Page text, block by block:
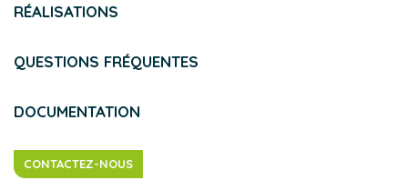
RÉALISATIONS
QUESTIONS FRÉQUENTES
DOCUMENTATION
CONTACTEZ-NOUS